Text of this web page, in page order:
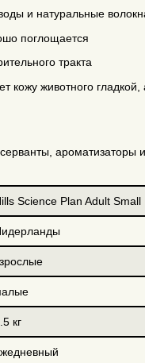
и натуральные
поглощается
тракта
кожу животного
ароматизаторы
Science Plan Adult
кг